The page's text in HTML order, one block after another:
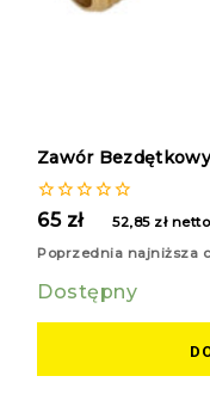
Zawór
0
5
65 zł 52,85 złnetto
Poprzednia najniższa
Dostępny